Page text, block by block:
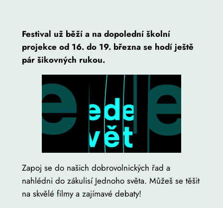
Festival už běží a na dopolední školní
projekce od 16. do 19. března se hodí ještě
pár šikovných rukou.
Zapoj se do našich dobrovolnických řad a
nahlédni do zákulisí Jednoho světa. Můžeš se těšit
na skvělé filmy a zajímavé debaty!